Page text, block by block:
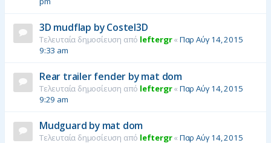
3D mudflap by Costel3D
Τελευταία δημοσίευση από leftergr« Παρ Αύγ 14, 2015
9:33 am
Rear trailer fender by mat dom
Τελευταία δημοσίευση από leftergr« Παρ Αύγ 14, 2015
9:29 am
Mudguard by mat dom
Τελευταία δημοσίευση από leftergr« Παρ Αύγ 14, 2015